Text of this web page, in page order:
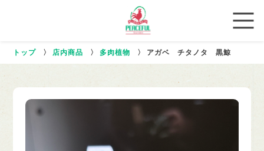
トップ 〉 店内商品 〉 多肉植物 〉 アガベ チタノタ 黒鯨